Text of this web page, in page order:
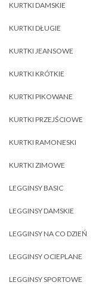
KURTKI DAMSKIE
KURTKI DŁUGIE
KURTKI JEANSOWE
KURTKI KRÓTKIE
KURTKI PIKOWANE
KURTKI PRZEJŚCIOWE
KURTKI RAMONESKI
KURTKI ZIMOWE
LEGGINSY BASIC
LEGGINSY DAMSKIE
LEGGINSY NA CO DZIEŃ
LEGGINSY OCIEPLANE
LEGGINSY SPORTOWE